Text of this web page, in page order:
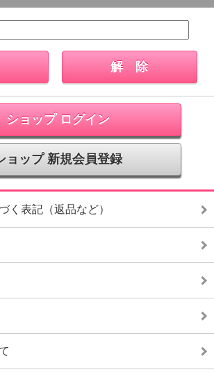
ショップ ログイン
ョップ 新規会員登録
く表記（返品など）